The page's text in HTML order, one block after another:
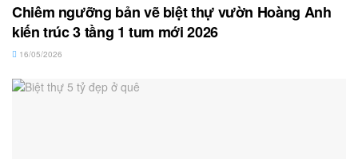
Chiêm ngưỡng bản vẽ biệt thự vườn Hoàng Anh
kiến trúc 3 tầng 1 tum mới 2026
16/05/2026